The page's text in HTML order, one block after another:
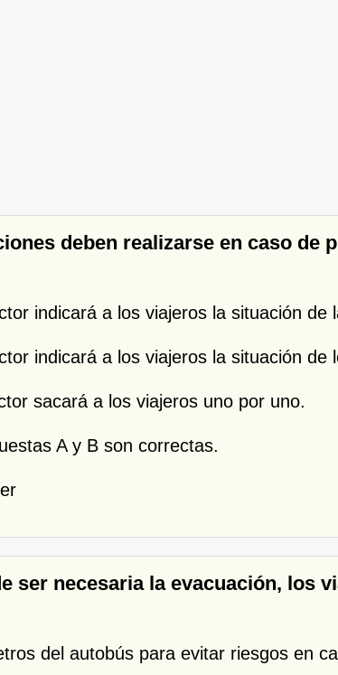
deben realizarse en caso
indicará a los viajeros la situación de
indicará a los viajeros la situación de
sacará a los viajeros uno por uno.
A y B son correctas.
ser necesaria la evacuación, los
del autobús para evitar riesgos en